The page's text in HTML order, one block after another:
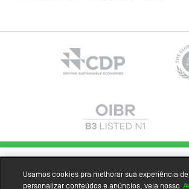
Usamos cookies pra melhorar sua experiência de
personalizar conteúdos e anúncios, veja nosso